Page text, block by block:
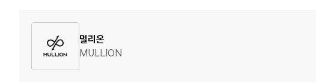
멀리온
MULLION